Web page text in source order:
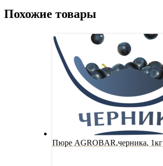
Похожие товары
Пюре AGROBAR,черника, 1кг